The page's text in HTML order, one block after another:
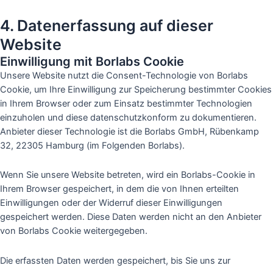
4. Datenerfassung auf dieser
Website
Einwilligung mit Borlabs Cookie
Unsere Website nutzt die Consent-Technologie von Borlabs
Cookie, um Ihre Einwilligung zur Speicherung bestimmter Cookies
in Ihrem Browser oder zum Einsatz bestimmter Technologien
einzuholen und diese datenschutzkonform zu dokumentieren.
Anbieter dieser Technologie ist die Borlabs GmbH, Rübenkamp
32, 22305 Hamburg (im Folgenden Borlabs).
Wenn Sie unsere Website betreten, wird ein Borlabs-Cookie in
Ihrem Browser gespeichert, in dem die von Ihnen erteilten
Einwilligungen oder der Widerruf dieser Einwilligungen
gespeichert werden. Diese Daten werden nicht an den Anbieter
von Borlabs Cookie weitergegeben.
Die erfassten Daten werden gespeichert, bis Sie uns zur